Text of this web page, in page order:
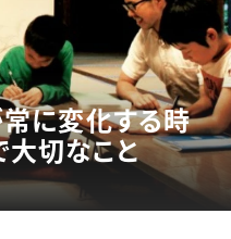
常に変化する時
大切なこと